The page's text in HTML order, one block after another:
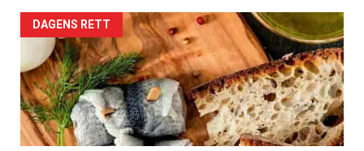
Forsiden
akkurat
nå
-
DAGENS RETT